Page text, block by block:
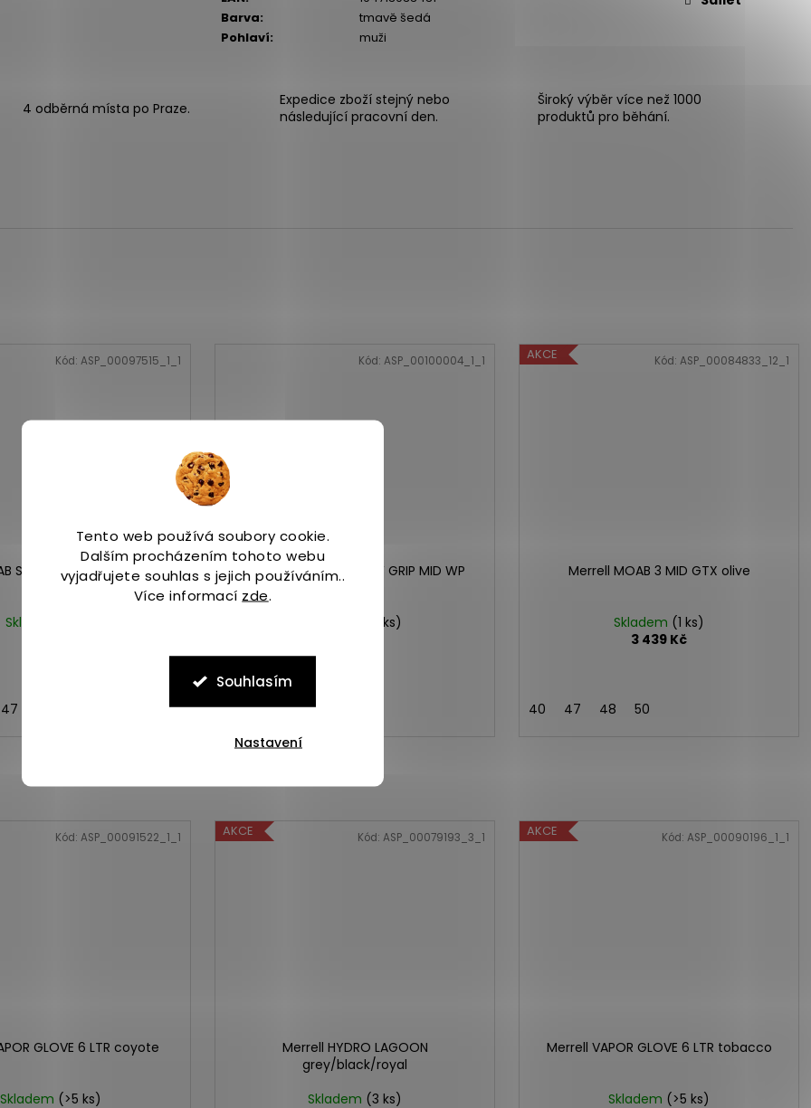
Tento web používá soubory cookie.
Dalším procházením tohoto webu
vyjadřujete souhlas s jejich používáním..
Více informací zde.
Souhlasím
Nastavení
Barva:
tmavě šedá
Pohlaví: muži
4 odběrná místa po Praze.
Expedice zboží stejný nebo
následující pracovní den.
Široký výběr více než 1000
produktů pro běhání.
SPEED 2 LTR MID WP mole
Skladem
47
Kód: ASP_00097515_1_1
Merrell THERMO SNOW GRIP MID WP
(3 ks)
40 41 41,5
Kód: ASP_00100004_1_1 AKCE
Merrell MOAB 3 MID GTX olive
Skladem (1 ks)
3 439 Kč
40 47 48 50
Kód: ASP_00084833_12_1
GLOVE 6 LTR coyote
Skladem (>5 ks)
Kód: ASP_00091522_1_1 AKCE
Merrell HYDRO LAGOON
grey/black/royal
Skladem (3 ks)
Kód: ASP_00079193_3_1 AKCE
Merrell VAPOR GLOVE 6 LTR tobacco
Skladem (>5 ks)
Kód: ASP_00090196_1_1